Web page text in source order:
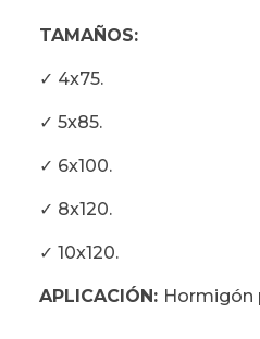
TAMAÑOS:
✓ 4x75.
✓ 5x85.
✓ 6x100.
✓ 8x120.
✓ 10x120.
APLICACIÓN: Hormigón